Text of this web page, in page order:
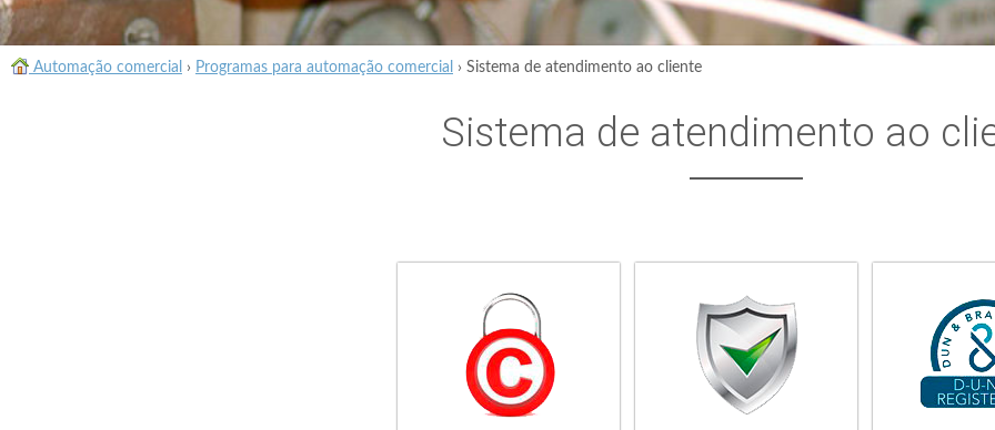
Automação comercial › Programas para automação comercial › Sistema de atendimento ao cliente
Sistema de atendimento ao